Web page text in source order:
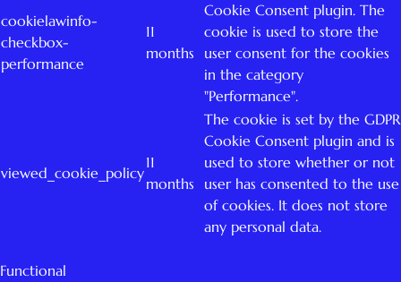
cookielawinfo-
checkbox-
performance
11
months
Cookie Consent plugin. The
cookie is used to store the
user consent for the cookies
in the category
"Performance".
viewed_cookie_policy
11
months
The cookie is set by the GDPR
Cookie Consent plugin and is
used to store whether or not
user has consented to the use
of cookies. It does not store
any personal data.
Functional